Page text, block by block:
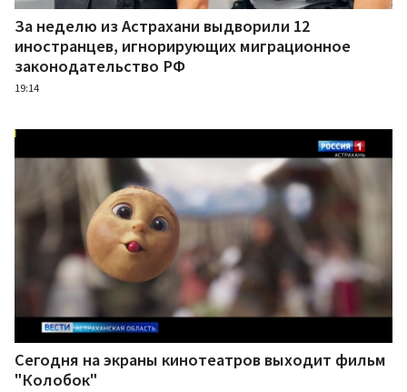
За неделю из Астрахани выдворили 12
иностранцев, игнорирующих миграционное
законодательство РФ
19:14
Сегодня на экраны кинотеатров выходит фильм
"Колобок"